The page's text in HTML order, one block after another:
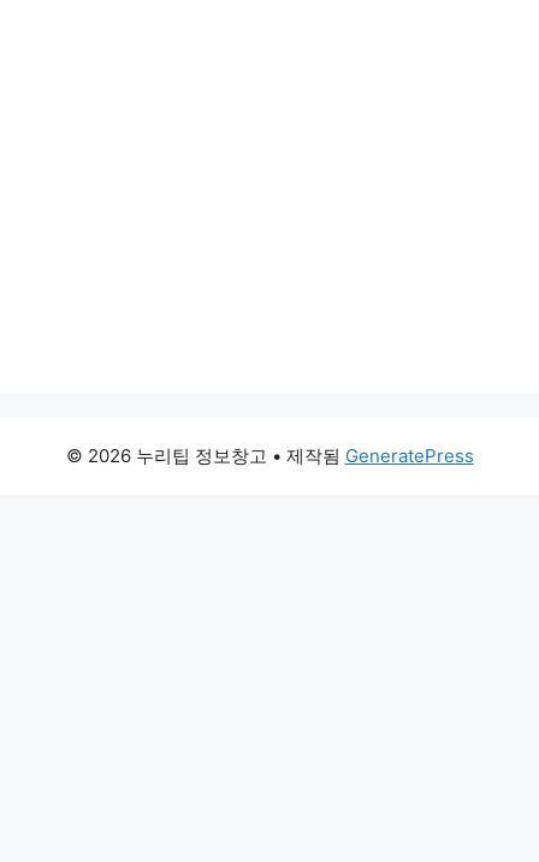
© 2026 누리팁 정보창고 • 제작됨 GeneratePress